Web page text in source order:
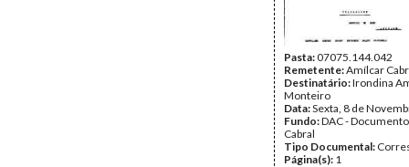
Pasta:07075.144.042
Remetente:Amílcar
Destinatário:Irondina
Monteiro
Data:Sexta, 8 de
Fundo:DAC -
Cabral
Tipo Documental:
Página(s): 1